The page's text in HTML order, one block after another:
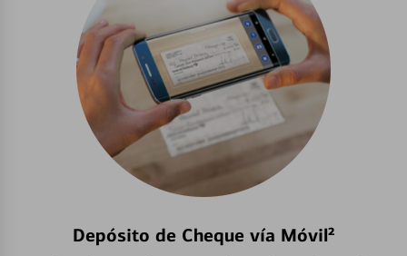
Depósito de Cheque vía Móvil²